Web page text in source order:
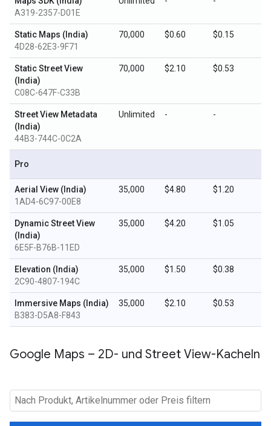
A319-2357-D01E
Static Maps (India)
4D28-62E3-9F71
70,000 $0.60 $0.15
Static Street View
(India)
C08C-647F-C33B
70,000 $2.10 $0.53
Street View Metadata
(India)
44B3-744C-0C2A
Unlimited - -
Pro
Aerial View (India)
1AD4-6C97-00E8
35,000 $4.80 $1.20
Dynamic Street View
(India)
6E5F-B76B-11ED
35,000 $4.20 $1.05
Elevation (India)
2C90-4807-194C
35,000 $1.50 $0.38
Immersive Maps (India)
B383-D5A8-F843
35,000 $2.10 $0.53
Google Maps – 2D- und Street View-Kacheln